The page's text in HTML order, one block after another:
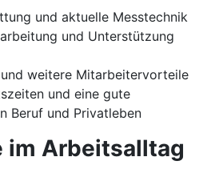
und aktuelle Messtechnik
und Unterstützung
weitere Mitarbeitervorteile
und eine gute
Beruf und Privatleben
im Arbeitsalltag